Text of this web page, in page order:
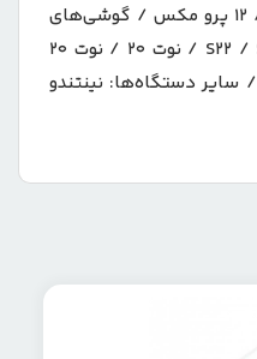
/ SE نسل دوم / ۱۲ / ۱۲ پرو / ۱۲ پرو مکس / گوشی‌های
سامسونگ: گلکسی S۲۲ / S۲۱ / S۲۰ / نوت ۲۰ / نوت ۲۰
اولترا / نوت ۱۰ پلاس / نوت ۱۰ / سایر دستگاه‌ها: نینتندو